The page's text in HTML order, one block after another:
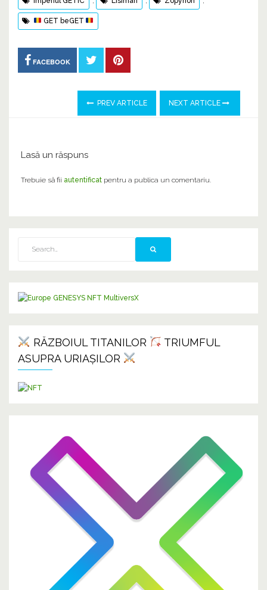
GET beGET
FACEBOOK
PREV ARTICLE NEXT ARTICLE
Lasă un răspuns
Trebuie să fii autentificat pentru a publica un comentariu.
RĂZBOIUL TITANILOR
TRIUMFUL
ASUPRA URIAȘILOR